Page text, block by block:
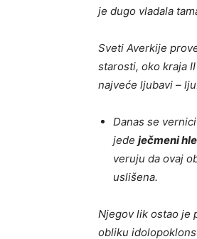
je dugo vladala
Sveti Averkije
starosti, oko kraja
najveće ljubavi –
Danas se
jede ječmeni
veruju da ovaj
uslišena.
Njegov lik ostao je
obliku